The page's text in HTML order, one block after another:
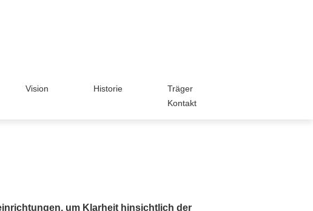
Vision Historie
Träger
Kontakt
um Klarheit hinsichtlich der